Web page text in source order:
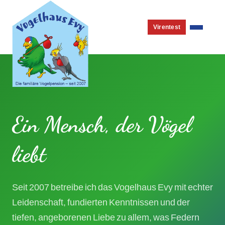
Virentest
Ein Mensch, der Vögel
liebt
Seit 2007 betreibe ich das Vogelhaus Evy mit echter
Leidenschaft, fundierten Kenntnissen und der
tiefen, angeborenen Liebe zu allem, was Federn